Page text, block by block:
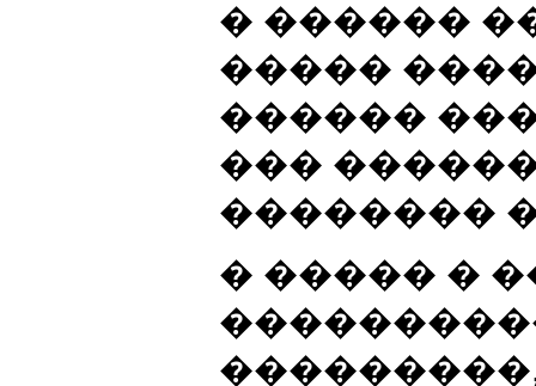
� ������
�����
������
���
��������
� ����� �